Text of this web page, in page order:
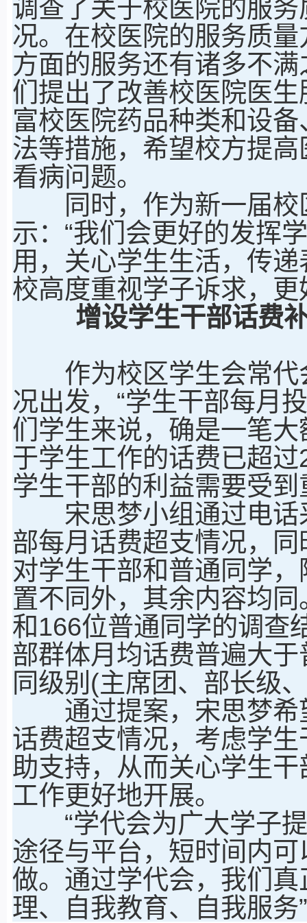
调查了关于校医院的服务
况。在校医院的服务质
方面的服务还有诸多不
们提出了改善校医院医
富校医院药品种类和设
法等措施，希望校方提
看病问题。
同时，作为新一届校
示：“我们会更好的发挥
用，关心学生生活，传
校高度重视学子诉求，更
增设学生干部话费
作为校区学生会常代
况出发，“学生干部每月
们学生来说，确是一笔
于学生工作的话费已超
学生干部的利益需要受到
宋思梦小组通过电话
部每月话费超支情况，
对学生干部和普通同学，
置不同外，其余内容均
和166位普通同学的调查
部群体月均话费普遍大
同级别(主席团、部长级
通过提案，宋思梦希
话费超支情况，考虑学
助支持，从而关心学生
工作更好地开展。
“学代会为广大学子提
途径与平台，短时间内
做。通过学代会，我们
理、自我教育、自我服务